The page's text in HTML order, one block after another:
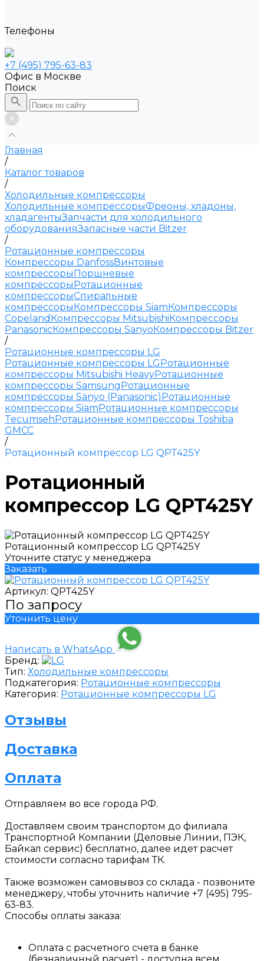
Телефоны
+7 (495) 795-63-83
Офис в Москве
Поиск
Главная
/
Каталог товаров
/
Холодильные компрессоры
Холодильные компрессорыФреоны, хладоны,
хладагентыЗапчасти для холодильного
оборудованияЗапасные части Bitzer
/
Ротационные компрессоры
Компрессоры DanfossВинтовые
компрессорыПоршневые
компрессорыРотационные
компрессорыСпиральные
компрессорыКомпрессоры SiamКомпрессоры
Copeland Компрессоры MitsubishiКомпрессоры
PanasonicКомпрессоры SanyoКомпрессоры Bitzer
/
Ротационные компрессоры LG
Ротационные компрессоры LGРотационные
компрессоры Mitsubishi HeavyРотационные
компрессоры SamsungРотационные
компрессоры Sanyo (Panasonic)Ротационные
компрессоры SiamРотационные компрессоры
TecumsehРотационные компрессоры Toshiba
GMCC
/
Ротационный компрессор LG QPT425Y
Ротационный
компрессор LG QPT425Y
Ротационный компрессор LG QPT425Y
Уточните статус у менеджера
Заказать
Артикул: QPT425Y
По запросу
Уточнить цену
Написать в WhatsApp
Бренд:
Тип: Холодильные компрессоры
Подкатегория: Ротационные компрессоры
Категория: Ротационные компрессоры LG
Отзывы
Доставка
Оплата
Отправляем во все города РФ.
Доставляем своим транспортом до филиала
Транспортной Компании (Деловые Линии, ПЭК,
Байкал сервис) бесплатно, далее идет расчет
стоимости согласно тарифам ТК.
Также возможен самовывоз со склада - позвоните
менеджеру, чтобы уточнить наличие +7 (495) 795-
63-83.
Способы оплаты заказа:
Оплата с расчетного счета в банке
(безналичный расчет) - доступна всем